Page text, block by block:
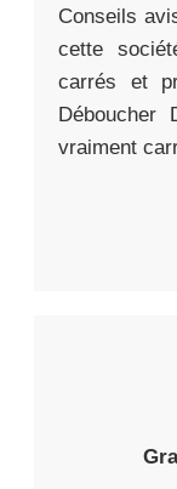
Conseils
cette
carrés et
Déboucher
vraiment